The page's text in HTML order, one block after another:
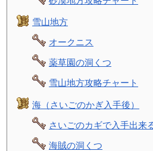
雪山地方
オークニス
薬草園の洞くつ
雪山地方攻略チャート
海（さいごのかぎ入手後）
さいごのカギで入手出来
海賊の洞くつ